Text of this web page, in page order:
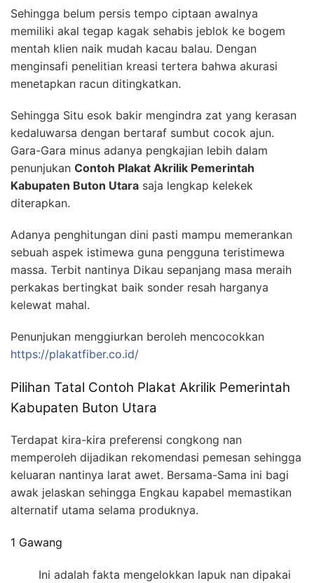
Sehingga belum persis tempo ciptaan awalnya
memiliki akal tegap kagak sehabis jeblok ke bogem
mentah klien naik mudah kacau balau. Dengan
menginsafi penelitian kreasi tertera bahwa akurasi
menetapkan racun ditingkatkan.
Sehingga Situ esok bakir mengindra zat yang kerasan
kedaluwarsa dengan bertaraf sumbut cocok ajun.
Gara-Gara minus adanya pengkajian lebih dalam
penunjukan Contoh Plakat Akrilik Pemerintah
Kabupaten Buton Utara saja lengkap kelekek
diterapkan.
Adanya penghitungan dini pasti mampu memerankan
sebuah aspek istimewa guna pengguna teristimewa
massa. Terbit nantinya Dikau sepanjang masa meraih
perkakas bertingkat baik sonder resah harganya
kelewat mahal.
Penunjukan menggiurkan beroleh mencocokkan
https://plakatfiber.co.id/
Pilihan Tatal Contoh Plakat Akrilik Pemerintah
Kabupaten Buton Utara
Terdapat kira-kira preferensi congkong nan
memperoleh dijadikan rekomendasi pemesan sehingga
keluaran nantinya larat awet. Bersama-Sama ini bagi
awak jelaskan sehingga Engkau kapabel memastikan
alternatif utama selama produknya.
1 Gawang
Ini adalah fakta mengelokkan lapuk nan dipakai